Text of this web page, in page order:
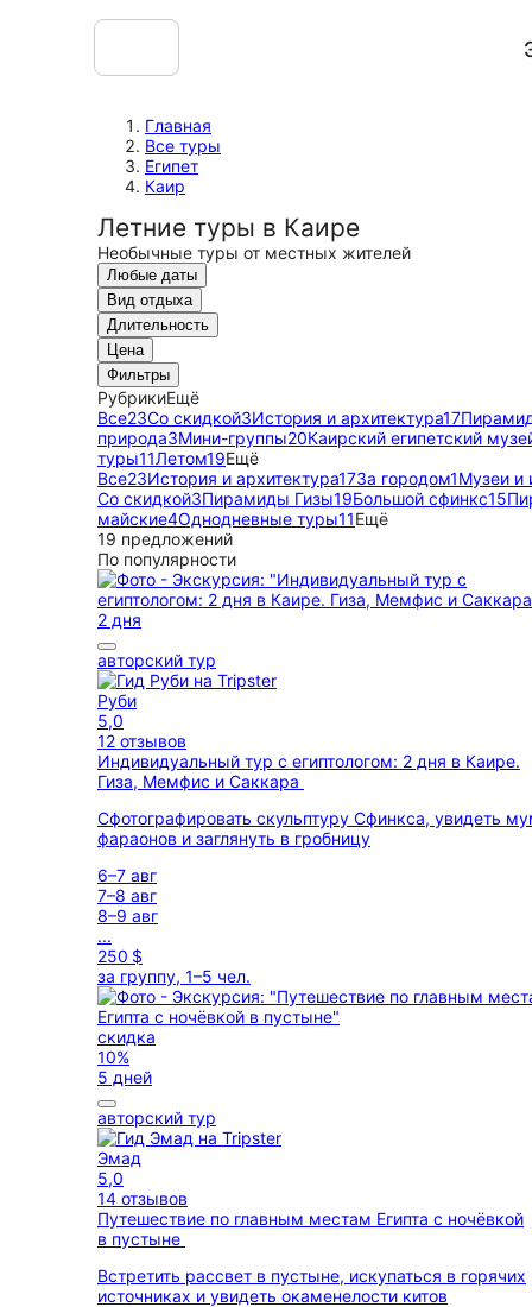
Главная
Все туры
Египет
Каир
Летние туры в Каире
Необычные туры от местных жителей
Любые даты
Вид отдыха
Длительность
Цена
Фильтры
РубрикиЕщё
Все23Со скидкой3История и архитектура17
природа3Мини-группы20Каирский египетский
туры11Летом19Ещё
Все23История и архитектура17За городом1Музеи и
Со скидкой3Пирамиды Гизы19Большой сфинкс15
майские4Однодневные туры11Ещё
19 предложений
По популярности
2 дня
авторский тур
Руби
5,0
12 отзывов
Индивидуальный тур с египтологом: 2 дня в Каире.
Гиза, Мемфис и Саккара
Сфотографировать скульптуру Сфинкса, увидеть
фараонов и заглянуть в гробницу
6–7 авг
7–8 авг
8–9 авг
...
250 $
за группу, 1–5 чел.
скидка
10%
5 дней
авторский тур
Эмад
5,0
14 отзывов
Путешествие по главным местам Египта с ночёвкой
в пустыне
Встретить рассвет в пустыне, искупаться в горячих
источниках и увидеть окаменелости китов